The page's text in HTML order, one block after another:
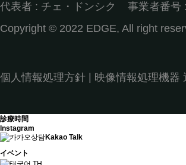
代表者 : チェ・ドンシクㅤ ㅤ 事業者番
Copyright © 2022 EDGE, All right
個人情報処理方針 映像情報処理機器
診療時間
Instagram
Kakao Talk
イベント